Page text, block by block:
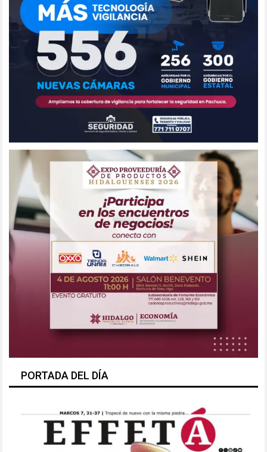
PORTADA DEL DÍA